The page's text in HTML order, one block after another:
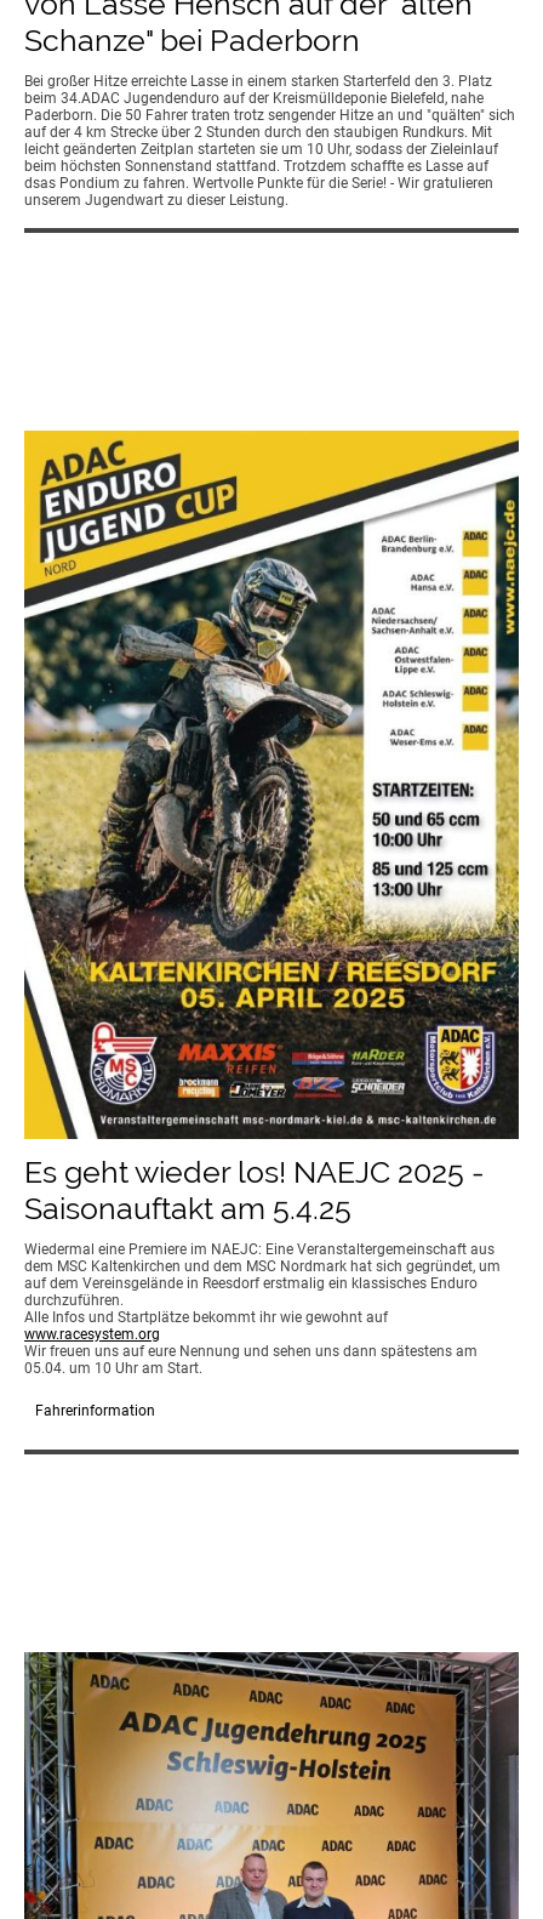
Schanze" bei Paderborn
Bei großer Hitze erreichte Lasse in einem starken Starterfeld den 3. Platz
beim 34.ADAC Jugendenduro auf der Kreismülldeponie Bielefeld, nahe
Paderborn. Die 50 Fahrer traten trotz sengender Hitze an und "quälten" sich
auf der 4 km Strecke über 2 Stunden durch den staubigen Rundkurs. Mit
leicht geänderten Zeitplan starteten sie um 10 Uhr, sodass der Zieleinlauf
beim höchsten Sonnenstand stattfand. Trotzdem schaffte es Lasse auf
dsas Pondium zu fahren. Wertvolle Punkte für die Serie! - Wir gratulieren
unserem Jugendwart zu dieser Leistung.
Es geht wieder los! NAEJC 2025 -
Saisonauftakt am 5.4.25
Wiedermal eine Premiere im NAEJC: Eine Veranstaltergemeinschaft aus
dem MSC Kaltenkirchen und dem MSC Nordmark hat sich gegründet, um
auf dem Vereinsgelände in Reesdorf erstmalig ein klassisches Enduro
durchzuführen.
Alle Infos und Startplätze bekommt ihr wie gewohnt auf
www.racesystem.org
Wir freuen uns auf eure Nennung und sehen uns dann spätestens am
05.04. um 10 Uhr am Start.
Fahrerinformation